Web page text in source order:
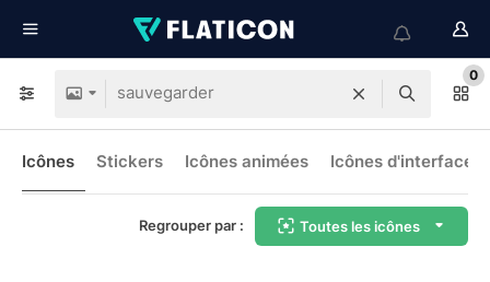
0
Icônes Stickers Icônes animées Icônes d'interface
Regrouper par : Toutes les icônes